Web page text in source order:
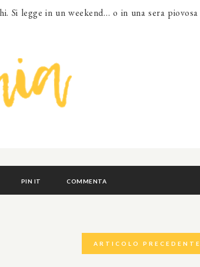
Si legge in un weekend… o in una sera piovosa
PIN IT COMMENTA
ARTICOLO PRECEDENTE